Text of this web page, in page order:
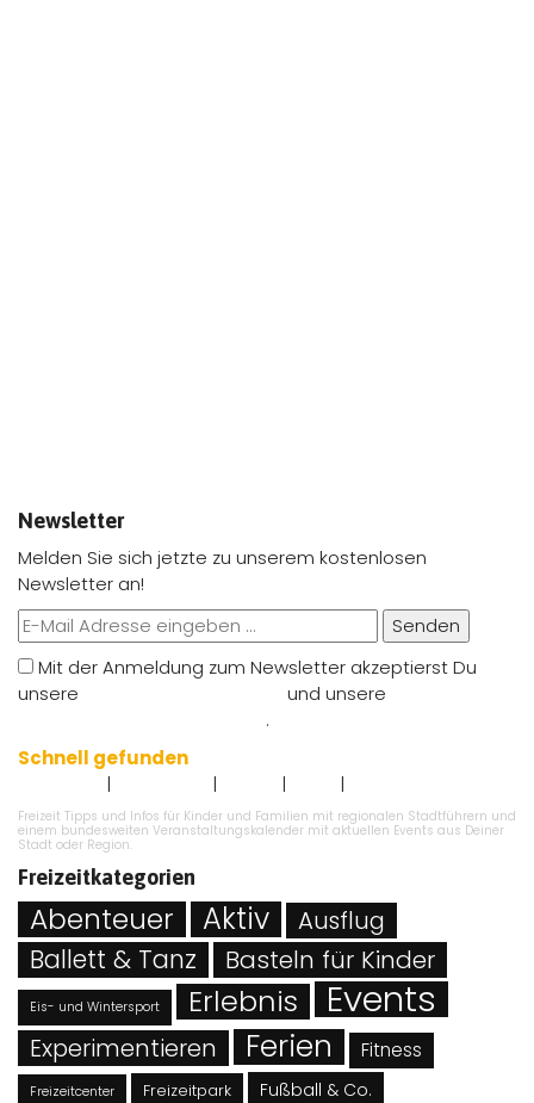
Newsletter
Melden Sie sich jetzte zu unserem kostenlosen
Newsletter an!
Senden
Mit der Anmeldung zum Newsletter akzeptierst Du
unsere
und unsere
.
Schnell gefunden
| | | |
Freizeit Tipps und Infos für Kinder und Familien mit regionalen Stadtführern und
einem bundesweiten Veranstaltungskalender mit aktuellen Events aus Deiner
Stadt oder Region.
Freizeitkategorien
Abenteuer Aktiv Ausflug
Ballett & Tanz Basteln für Kinder
Eis- und Wintersport Erlebnis Events
Experimentieren Ferien Fitness
Freizeitcenter Freizeitpark Fußball & Co.